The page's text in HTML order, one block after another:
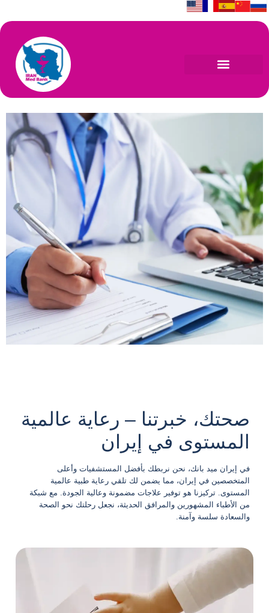
إيران
صحتك، خبرتنا – رعاية عالمية
المستوى في إيران
في إيران ميد بانك، نحن نربطك بأفضل المستشفيات وأعلى
المتخصصين في إيران، مما يضمن لك تلقي رعاية طبية عالمية
المستوى. تركيزنا هو توفير علاجات مضمونة وعالية الجودة. مع شبكة
من الأطباء المشهورين والمرافق الحديثة، نجعل رحلتك نحو الصحة
والسعادة سلسة وآمنة.